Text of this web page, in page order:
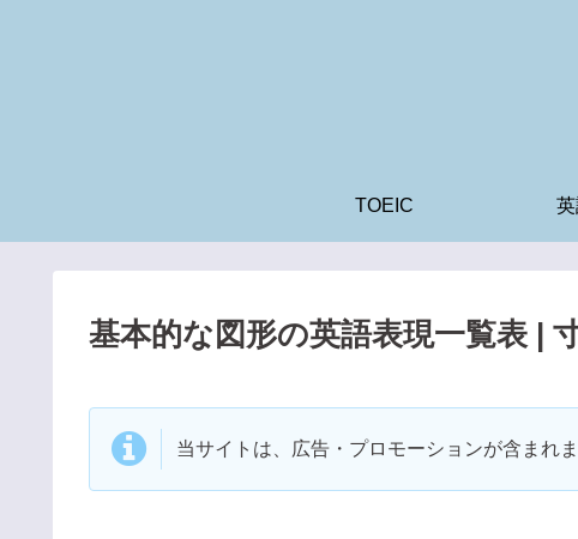
TOEIC
基本的な図形の英語表現一覧表 |
当サイトは、広告・プロモーションが含まれま